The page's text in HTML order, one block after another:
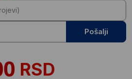
Pošalji
RSD